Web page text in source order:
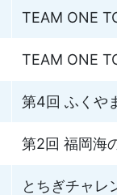
TEAM ONE
TEAM ONE
第4回 ふくや
第2回 福岡海
とちぎチャ